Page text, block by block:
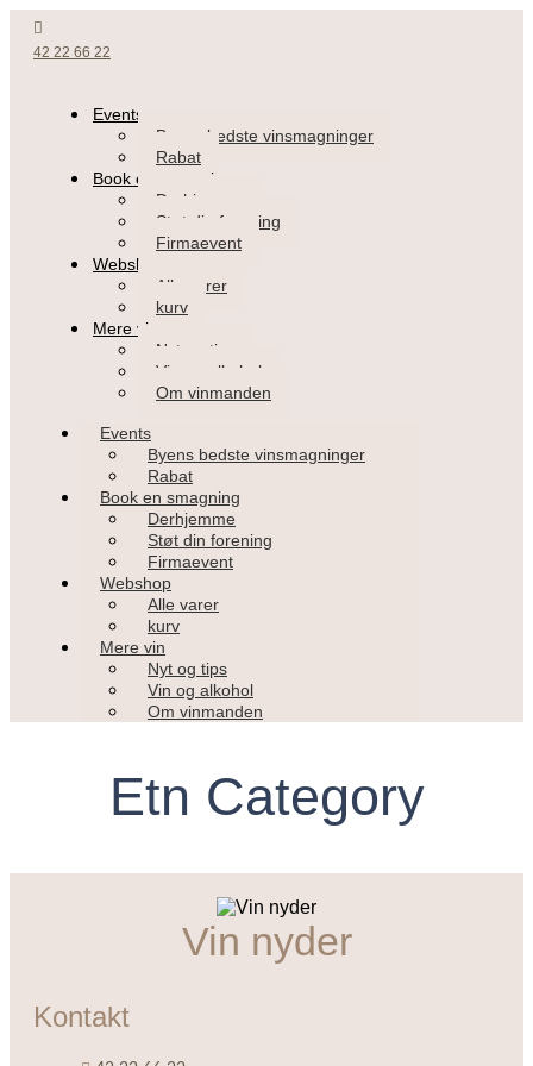
42 22 66 22
Events
Byens bedste vinsmagninger
Rabat
Book en smagning
Derhjemme
Støt din forening
Firmaevent
Webshop
Alle varer
kurv
Mere vin
Nyt og tips
Vin og alkohol
Om vinmanden
Events
Byens bedste vinsmagninger
Rabat
Book en smagning
Derhjemme
Støt din forening
Firmaevent
Webshop
Alle varer
kurv
Mere vin
Nyt og tips
Vin og alkohol
Om vinmanden
Etn Category
Vin nyder
Kontakt